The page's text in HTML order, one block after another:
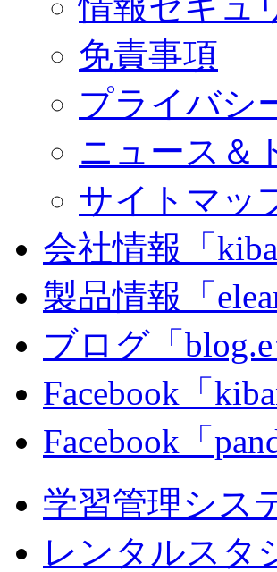
免責事項
プライバシ
ニュース＆
サイトマッ
会社情報「
製品情報「
ブログ「
Facebook「
Facebook「
学習管理シス
レンタルスタ